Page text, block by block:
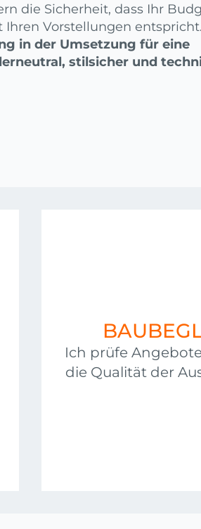
die Sicherheit, dass Ihr
Vorstellungen entspricht.
in der Umsetzung für eine
stilsicher und
Ich prüfe
die Qualität der